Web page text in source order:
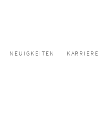
NEUIGKEITEN KARRIERE